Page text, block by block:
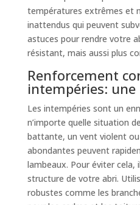
températures extrêmes et
inattendus qui peuvent
astuces pour rendre votre
résistant, mais aussi plus
Renforcement
intempéries:
Les intempéries sont un
n’importe quelle situation
battante, un vent violent
abondantes peuvent
lambeaux. Pour éviter cela,
structure de votre abri.
robustes comme les